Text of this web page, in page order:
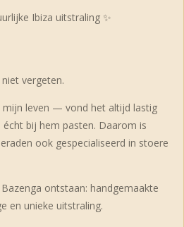
Ibiza uitstraling ✨
vergeten.
leven — vond het altijd lastig
bij hem pasten. Daarom is
ook gespecialiseerd in stoere
ontstaan: handgemaakte
en unieke uitstraling.